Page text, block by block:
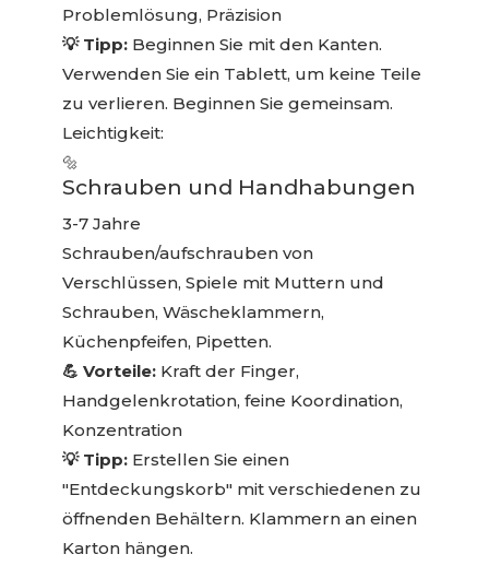
Problemlösung, Präzision
💡 Tipp:Beginnen Sie mit den Kanten.
Verwenden Sie ein Tablett, um keine Teile
zu verlieren. Beginnen Sie gemeinsam.
Leichtigkeit:
🔩
Schrauben und Handhabungen
3-7 Jahre
Schrauben/aufschrauben von
Verschlüssen, Spiele mit Muttern und
Schrauben, Wäscheklammern,
Küchenpfeifen, Pipetten.
💪 Vorteile:Kraft der Finger,
Handgelenkrotation, feine Koordination,
Konzentration
💡 Tipp:Erstellen Sie einen
"Entdeckungskorb" mit verschiedenen zu
öffnenden Behältern. Klammern an einen
Karton hängen.